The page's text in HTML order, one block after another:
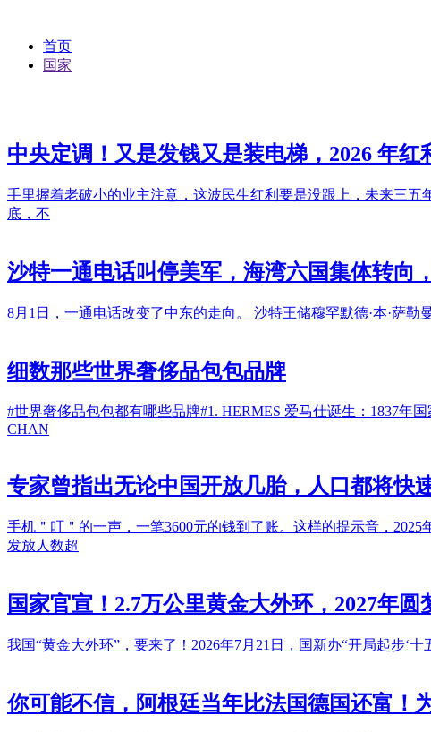
首页
国家
中央定调！又是发钱又是装电梯，2026 年红
手里握着老破小的业主注意，这波民生红利要是没跟上，未来三
底，不
沙特一通电话叫停美军，海湾六国集体转向
8月1日，一通电话改变了中东的走向。 沙特王储穆罕默德·本·萨
细数那些世界奢侈品包包品牌
#世界奢侈品包包都有哪些品牌#1. HERMES 爱马仕诞生：1837年
CHAN
专家曾指出无论中国开放几胎，人口都将快
手机＂叮＂的一声，一笔3600元的钱到了账。这样的提示音，
发放人数超
国家官宣！2.7万公里黄金大外环，2027年
我国“黄金大外环”，要来了！2026年7月21日，国新办“开局起步‘
你可能不信，阿根廷当年比法国德国还富！